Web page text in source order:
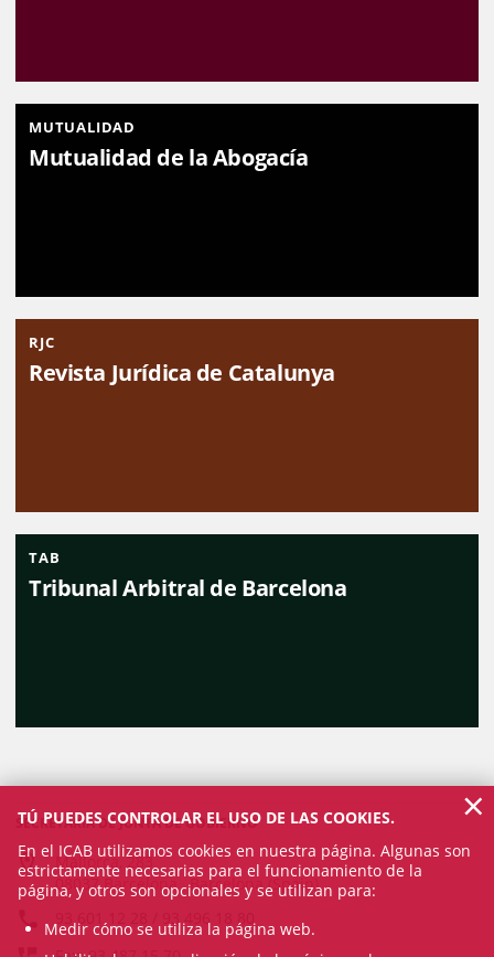
MUTUALIDAD
Mutualidad de la Abogacía
RJC
Revista Jurídica de Catalunya
TAB
Tribunal Arbitral de Barcelona
SECRETARÍA DE JUNTA DE GOBIERNO
Mallorca, 283
08037 Barcelona , Barcelona (Spain)
93 601 12 28 / 93 496 18 80
TÚ PUEDES CONTROLAR EL USO DE LAS COOKIES.
En el ICAB utilizamos cookies en nuestra página. Algunas son
estrictamente necesarias para el funcionamiento de la
página, y otros son opcionales y se utilizan para:
Medir cómo se utiliza la página web.
×